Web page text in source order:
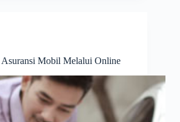
Mobil Melalui Online